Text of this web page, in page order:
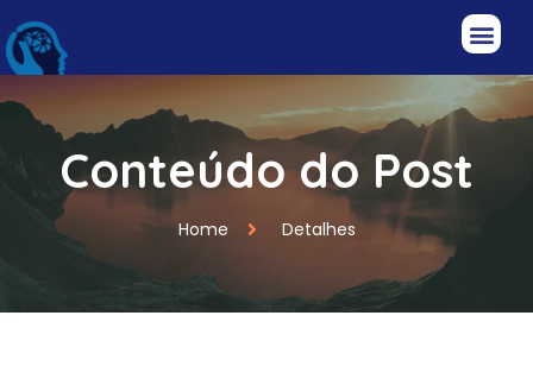
Conteúdo do Post
Home Detalhes